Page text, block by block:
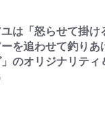
ユは「怒らせて掛け
ーを追わせて釣りあ
」のオリジナリティ